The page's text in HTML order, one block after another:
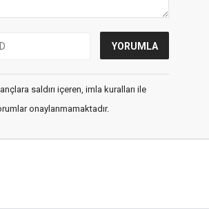
saldırı içeren, imla kuralları ile
onaylanmamaktadır.